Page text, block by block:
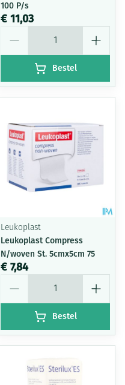
100 P/s
€ 11,03
Bestel
Leukoplast
Leukoplast Compress
N/woven St. 5cmx5cm 75
€ 7,84
Bestel